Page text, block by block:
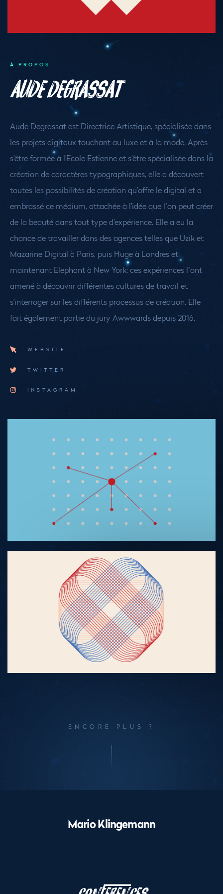
À PROPOS
Aude Degrassat
Aude Degrassat est Directrice Artistique, spécialisée dans
les projets digitaux touchant au luxe et à la mode. Après
s'être formée à l'Ecole Estienne et s'être spécialisée dans la
création de caractères typographiques, elle a découvert
toutes les possibilités de création qu'offre le digital et a
embrassé ce médium, attachée à l'idée que l’on peut créer
de la beauté dans tout type d'expérience. Elle a eu la
chance de travailler dans des agences telles que Uzik et
Mazarine Digital à Paris, puis Huge à Londres et
maintenant Elephant à New York: ces expériences l’ont
amené à découvrir différentes cultures de travail et
s'interroger sur les différents processus de création. Elle
fait également partie du jury Awwwards depuis 2016.
WEBSITE
TWITTER
INSTAGRAM
ENCORE PLUS ?
Mario Klingemann
programme